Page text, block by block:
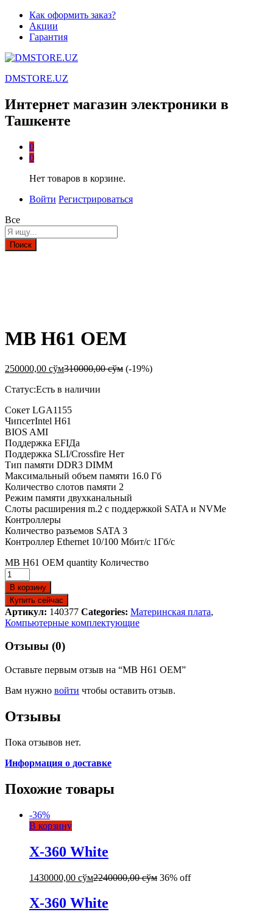
Как оформить заказ?
Акции
Гарантия
DMSTORE.UZ
Интернет магазин электроники в
Ташкенте
0
0
Нет товаров в корзине.
Войти Регистрироваться
Все
Поиск
MB H61 OEM
250000,00 сўм310000,00сўм (-19%)
Статус:Есть в наличии
Сокет LGA1155
ЧипсетIntel H61
BIOS AMI
Поддержка EFIДа
Поддержка SLI/Crossfire Нет
Тип памяти DDR3 DIMM
Максимальный объем памяти 16.0 Гб
Количество слотов памяти 2
Режим памяти двухканальный
Слоты расширения m.2 с поддержкой SATA и NVMe
Контроллеры
Количество разъемов SATA 3
Контроллер Ethernet 10/100 Мбит/с 1Гб/с
MB H61 OEM quantity Количество
В корзину
Купить сейчас
Артикул: 140377 Categories: Материнская плата,
Компьютерные комплектующие
Отзывы (0)
Оставьте первым отзыв на “MB H61 OEM”
Вам нужно войти чтобы оставить отзыв.
Отзывы
Пока отзывов нет.
Информация о доставке
Похожие товары
-36%
В корзину
X-360 White
1430000,00 сўм2240000,00сўм 36% off
X-360 White